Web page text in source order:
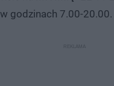
godzinach 7.00-20.00.